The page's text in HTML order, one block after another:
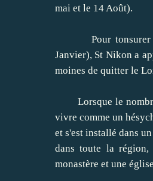
mai et le 14 Août).
Pour tonsurer
Janvier), St Nikon a
moines de quitter le
Lorsque le
vivre comme un
et s'est installé dans
dans toute la région,
monastère et une église